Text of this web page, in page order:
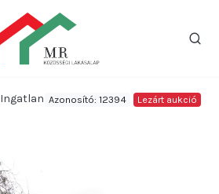
Ingatlan Azonosító: 12394 Lezárt aukció